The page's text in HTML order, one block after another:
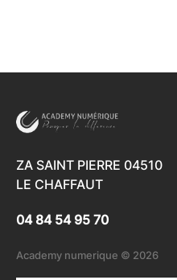
ZA SAINT PIERRE 04510
LE CHAFFAUT
04 84 54 95 70
Academy numerique © 2026